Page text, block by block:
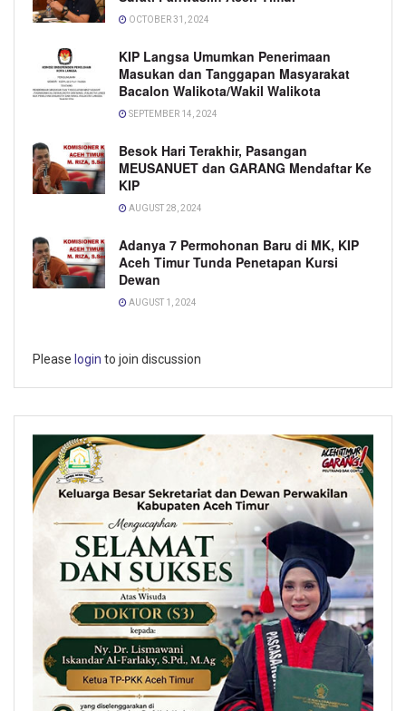
OCTOBER 31, 2024
KIP Langsa Umumkan Penerimaan
Masukan dan Tanggapan Masyarakat
Bacalon Walikota/Wakil Walikota
SEPTEMBER 14, 2024
Besok Hari Terakhir, Pasangan
MEUSANUET dan GARANG Mendaftar Ke
KIP
AUGUST 28, 2024
Adanya 7 Permohonan Baru di MK, KIP
Aceh Timur Tunda Penetapan Kursi
Dewan
AUGUST 1, 2024
Please login to join discussion